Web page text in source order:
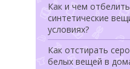
Как и чем
синтетические
условиях?
Как отстирать
белых вещей в